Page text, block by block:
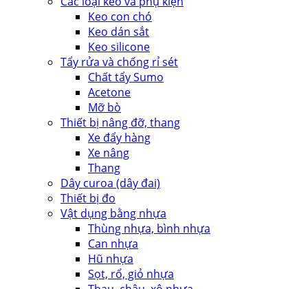
Keo con chó
Keo dán sắt
Keo silicone
Tẩy rửa và chống rỉ sét
Chất tẩy Sumo
Acetone
Mỡ bò
Thiết bị nâng đỡ, thang
Xe đẩy hàng
Xe nâng
Thang
Dây curoa (dây đai)
Thiết bị đo
Vật dụng bằng nhựa
Thùng nhựa, bình nhựa
Can nhựa
Hũ nhựa
Sọt, rổ, giỏ nhựa